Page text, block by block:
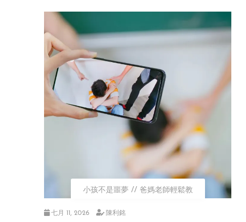
小孩不是噩夢 爸媽老師輕鬆教
七月 11, 2026 陳利銘